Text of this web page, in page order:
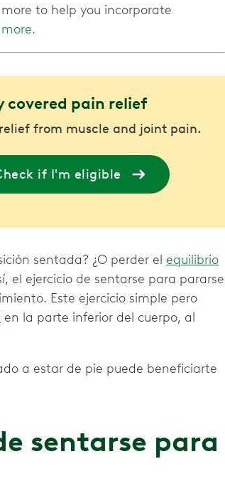
to help you incorporate
covered pain relief
from muscle and joint pain.
if I'm eligible
sentada? ¿O perder el equilibrio
el ejercicio de sentarse para pararse
Este ejercicio simple pero
en la parte inferior del cuerpo, al
a estar de pie puede beneficiarte
sentarse para